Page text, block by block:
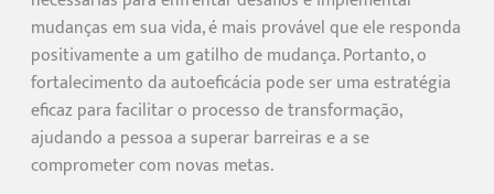
mudanças em sua vida, é mais provável que ele responda
positivamente a um gatilho de mudança. Portanto, o
fortalecimento da autoeficácia pode ser uma estratégia
eficaz para facilitar o processo de transformação,
ajudando a pessoa a superar barreiras e a se
comprometer com novas metas.